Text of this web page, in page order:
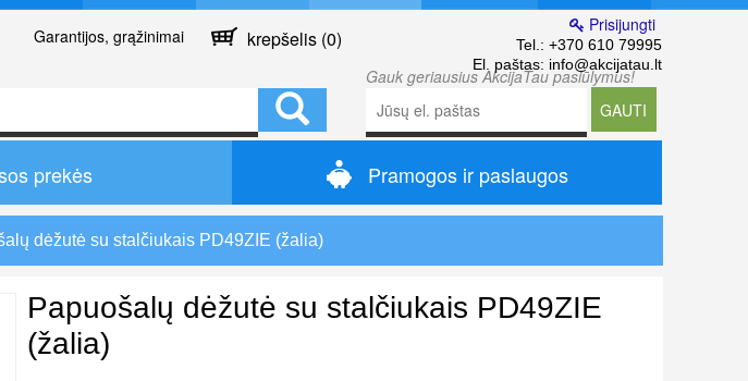
Garantijos, grąžinimai krepšelis (0)
Prisijungti
Tel.: +370 610 79995
El. paštas: info@akcijatau.lt
Gauk geriausius AkcijaTau pasiūlymus!
GAUTI
prekės Pramogos ir paslaugos
dėžutė su stalčiukais PD49ZIE (žalia)
Papuošalų dėžutė su stalčiukais PD49ZIE
(žalia)